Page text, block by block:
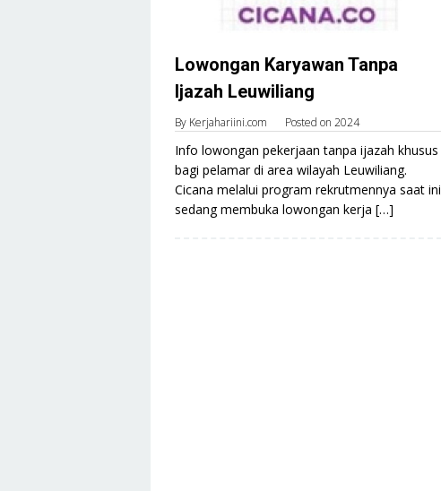
Lowongan Karyawan Tanpa
Ijazah Leuwiliang
By Kerjahariini.com Posted on 2024
Info lowongan pekerjaan tanpa ijazah khusus
bagi pelamar di area wilayah Leuwiliang.
Cicana melalui program rekrutmennya saat ini
sedang membuka lowongan kerja […]